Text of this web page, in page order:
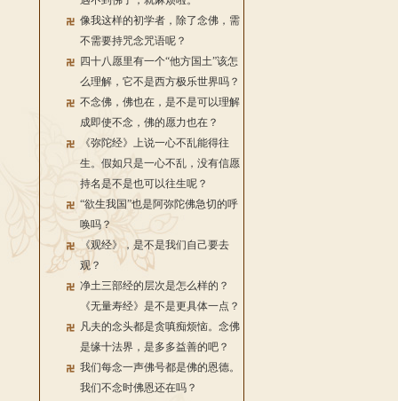
像我这样的初学者，除了念佛，需
不需要持咒念咒语呢？
四十八愿里有一个“他方国土”该怎
么理解，它不是西方极乐世界吗？
不念佛，佛也在，是不是可以理解
成即使不念，佛的愿力也在？
《弥陀经》上说一心不乱能得往
生。假如只是一心不乱，没有信愿
持名是不是也可以往生呢？
“欲生我国”也是阿弥陀佛急切的呼
唤吗？
《观经》，是不是我们自己要去
观？
净土三部经的层次是怎么样的？
《无量寿经》是不是更具体一点？
凡夫的念头都是贪嗔痴烦恼。念佛
是缘十法界，是多多益善的吧？
我们每念一声佛号都是佛的恩德。
我们不念时佛恩还在吗？